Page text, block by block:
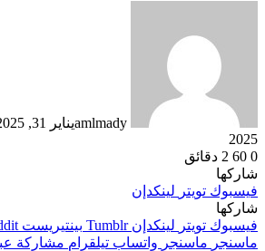
amlmadyيناير 31, 2025
2025
0
2 دقائق
شاركها
فيسبوك تويتر لينكدإن
شاركها
فيسبوك تويتر لينكدإن بينتيريست
ماسنجر ماسنجر واتساب تيلقرام مشاركة